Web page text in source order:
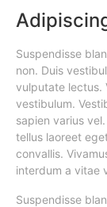
Suspendisse
non. Duis
vulputate lectus.
vestibulum.
sapien varius
tellus laoreet
convallis.
interdum a vitae
Suspendisse